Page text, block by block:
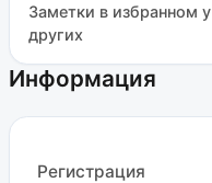
Заметки в избранном у
других
Информация
Регистрация